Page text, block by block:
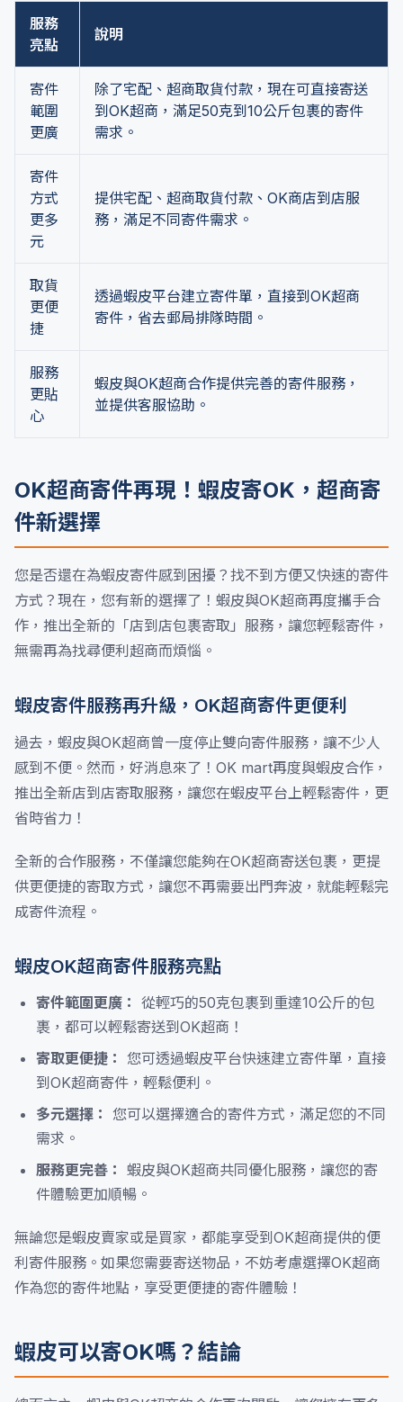
服務
亮點
說明
寄件
範圍
更廣
除了宅配、超商取貨付款，現在可直接寄送
到OK超商，滿足50克到10公斤包裹的寄件
需求。
寄件
方式
更多
元
提供宅配、超商取貨付款、OK商店到店服
務，滿足不同寄件需求。
取貨
更便
捷
透過蝦皮平台建立寄件單，直接到OK超商
寄件，省去郵局排隊時間。
服務
更貼
心
蝦皮與OK超商合作提供完善的寄件服務，
並提供客服協助。
OK超商寄件再現！蝦皮寄OK，超商寄
件新選擇
您是否還在為蝦皮寄件感到困擾？找不到方便又快速的寄件
方式？現在，您有新的選擇了！蝦皮與OK超商再度攜手合
作，推出全新的「店到店包裹寄取」服務，讓您輕鬆寄件，
無需再為找尋便利超商而煩惱。
蝦皮寄件服務再升級，OK超商寄件更便利
過去，蝦皮與OK超商曾一度停止雙向寄件服務，讓不少人
感到不便。然而，好消息來了！OK mart再度與蝦皮合作，
推出全新店到店寄取服務，讓您在蝦皮平台上輕鬆寄件，更
省時省力！
全新的合作服務，不僅讓您能夠在OK超商寄送包裹，更提
供更便捷的寄取方式，讓您不再需要出門奔波，就能輕鬆完
成寄件流程。
蝦皮OK超商寄件服務亮點
寄件範圍更廣： 從輕巧的50克包裹到重達10公斤的包
裹，都可以輕鬆寄送到OK超商！
寄取更便捷： 您可透過蝦皮平台快速建立寄件單，直接
到OK超商寄件，輕鬆便利。
多元選擇： 您可以選擇適合的寄件方式，滿足您的不同
需求。
服務更完善： 蝦皮與OK超商共同優化服務，讓您的寄
件體驗更加順暢。
無論您是蝦皮賣家或是買家，都能享受到OK超商提供的便
利寄件服務。如果您需要寄送物品，不妨考慮選擇OK超商
作為您的寄件地點，享受更便捷的寄件體驗！
蝦皮可以寄OK嗎？結論